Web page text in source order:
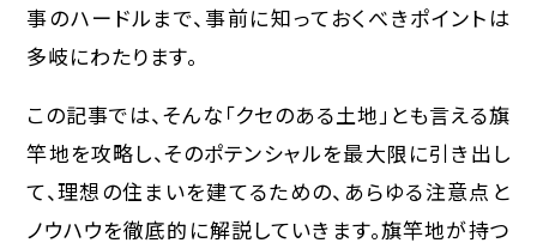
事のハードルまで、事前に知っておくべきポイントは
多岐にわたります。
この記事では、そんな「クセのある土地」とも言える旗
竿地を攻略し、そのポテンシャルを最大限に引き出し
て、理想の住まいを建てるための、あらゆる注意点と
ノウハウを徹底的に解説していきます。旗竿地が持つ